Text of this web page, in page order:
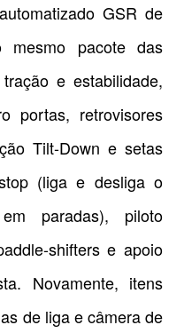
GSR de
mesmo pacote das
e estabilidade,
portas, retrovisores
Tilt-Down e setas
(liga e desliga o
paradas), piloto
shifters e apoio
Novamente, itens
de liga e câmera de